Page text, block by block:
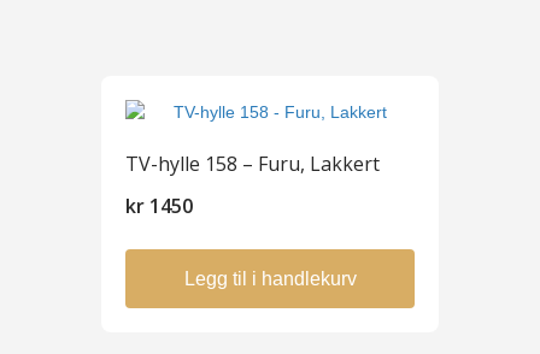
TV-hylle 158 – Furu, Lakkert
kr 1450
Legg til i handlekurv